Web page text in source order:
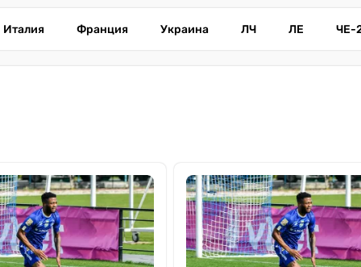
Италия Франция Украина ЛЧ ЛЕ ЧЕ-